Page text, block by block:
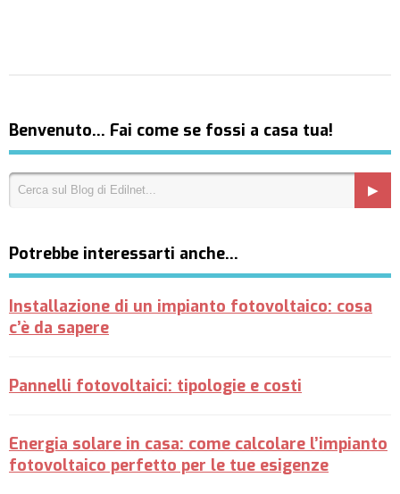
Benvenuto… Fai come se fossi a casa tua!
Potrebbe interessarti anche…
Installazione di un impianto fotovoltaico: cosa
c’è da sapere
Pannelli fotovoltaici: tipologie e costi
Energia solare in casa: come calcolare l’impianto
fotovoltaico perfetto per le tue esigenze